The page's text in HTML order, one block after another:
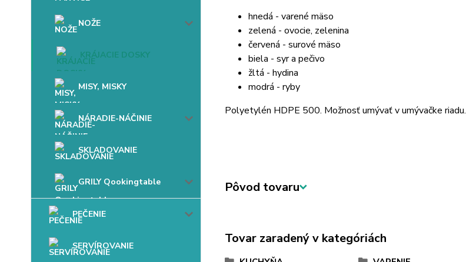
NOŽE
KRÁJACIE DOSKY
MISY, MISKY
NÁRADIE-NÁČINIE
SKLADOVANIE
GRILY Qookingtable
PEČENIE
SERVÍROVANIE
hnedá - varené mäso
zelená - ovocie, zelenina
červená - surové mäso
biela - syr a pečivo
žltá - hydina
modrá - ryby
Polyetylén HDPE 500. Možnosť umývať v umývačke riadu.
Pôvod tovaru
Tovar zaradený v kategóriách